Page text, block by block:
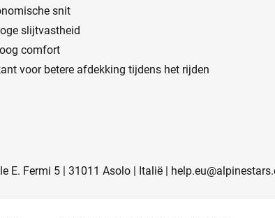
snit
slijtvastheid
comfort
voor betere afdekking tijdens het rijden
E. Fermi 5 | 31011 Asolo | Italië |